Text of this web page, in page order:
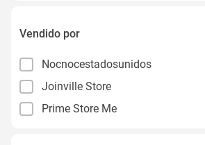
Vendido por
Nocnocestadosunidos
Joinville Store
Prime Store Me